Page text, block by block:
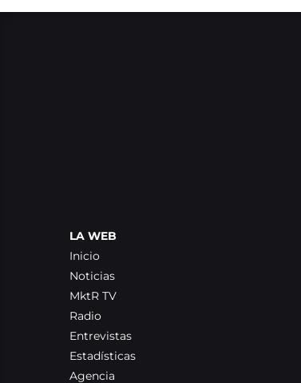
LA WEB
Inicio
Noticias
MktR TV
Radio
Entrevistas
Estadísticas
Agencia